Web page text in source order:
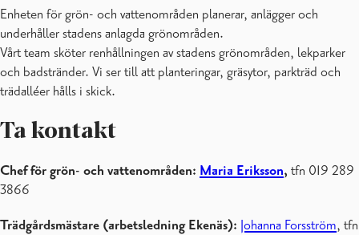
Mattvättplatser
Parkplaner
Skogar och vattenområden
Fiskelov
Fiskvägar
Projektet Laxfiskarna till Karisån 2030
Stabsgatans återställningsprojekt
Enheten för grön- och vattenområden planerar, anlägger och
underhåller stadens anlagda grönområden.
Vårt team sköter renhållningen av stadens grönområden, lekparker
och badstränder. Vi ser till att planteringar, gräsytor, parkträd och
trädalléer hålls i skick.
Ta kontakt
Chef för grön- och vattenområden: Maria Eriksson, tfn 019 289
3866
Trädgårdsmästare (arbetsledning Ekenäs): Johanna Forsström, tfn